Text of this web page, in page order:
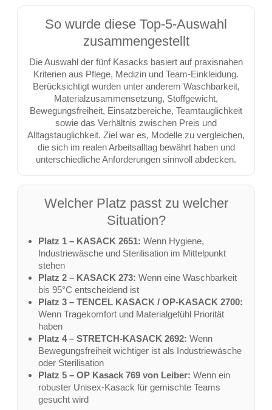
So wurde diese Top-5-Auswahl
zusammengestellt
Die Auswahl der fünf Kasacks basiert auf praxisnahen
Kriterien aus Pflege, Medizin und Team-Einkleidung.
Berücksichtigt wurden unter anderem Waschbarkeit,
Materialzusammensetzung, Stoffgewicht,
Bewegungsfreiheit, Einsatzbereiche, Teamtauglichkeit
sowie das Verhältnis zwischen Preis und
Alltagstauglichkeit. Ziel war es, Modelle zu vergleichen,
die sich im realen Arbeitsalltag bewährt haben und
unterschiedliche Anforderungen sinnvoll abdecken.
Welcher Platz passt zu welcher
Situation?
Platz 1 – KASACK 2651: Wenn Hygiene,
Industriewäsche und Sterilisation im Mittelpunkt
stehen
Platz 2 – KASACK 273: Wenn eine Waschbarkeit
bis 95°C entscheidend ist
Platz 3 – TENCEL KASACK / OP-KASACK 2700:
Wenn Tragekomfort und Materialgefühl Priorität
haben
Platz 4 – STRETCH-KASACK 2692: Wenn
Bewegungsfreiheit wichtiger ist als Industriewäsche
oder Sterilisation
Platz 5 – OP Kasack 769 von Leiber: Wenn ein
robuster Unisex-Kasack für gemischte Teams
gesucht wird